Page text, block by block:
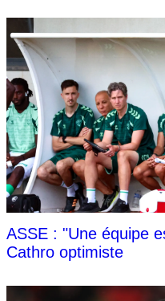
ASSE : "Une équipe
Cathro optimiste